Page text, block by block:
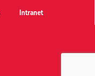
Intranet